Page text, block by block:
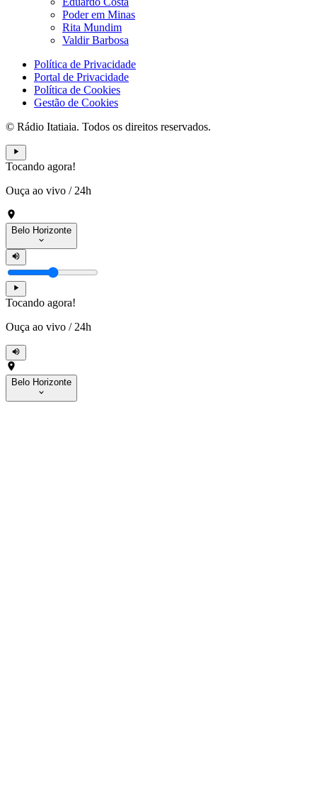
Poder em Minas
Rita Mundim
Valdir Barbosa
Política de Privacidade
Portal de Privacidade
Política de Cookies
Gestão de Cookies
© Rádio Itatiaia. Todos os direitos reservados.
Tocando agora!
Ouça ao vivo / 24h
Belo Horizonte
Tocando agora!
Ouça ao vivo / 24h
Belo Horizonte